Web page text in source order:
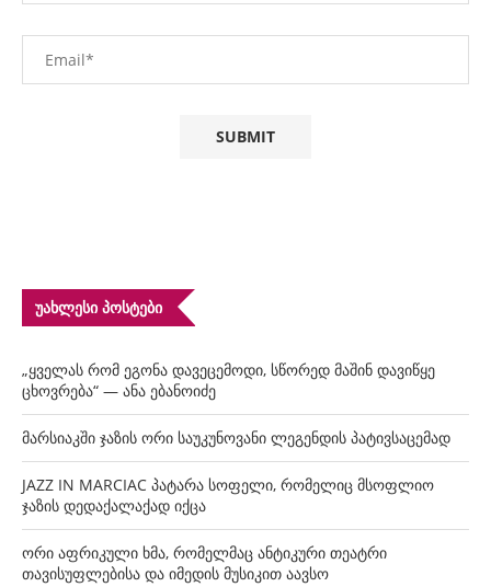
ᲣᲐᲮᲚᲔᲡᲘ ᲞᲝᲡᲢᲔᲑᲘ
„ყველას რომ ეგონა დავეცემოდი, სწორედ მაშინ დავიწყე
ცხოვრება“ — ანა ებანოიძე
მარსიაკში ჯაზის ორი საუკუნოვანი ლეგენდის პატივსაცემად
JAZZ IN MARCIAC პატარა სოფელი, რომელიც მსოფლიო
ჯაზის დედაქალაქად იქცა
ორი აფრიკული ხმა, რომელმაც ანტიკური თეატრი
თავისუფლებისა და იმედის მუსიკით აავსო